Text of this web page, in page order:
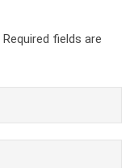
Required fields are